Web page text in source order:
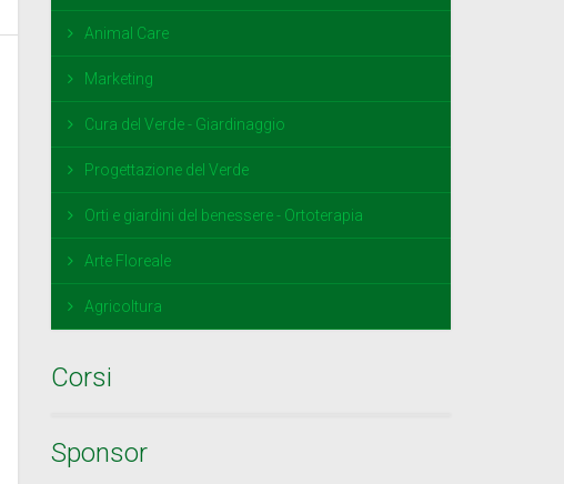
Animal Care
Marketing
Cura del Verde - Giardinaggio
Progettazione del Verde
Orti e giardini del benessere - Ortoterapia
Arte Floreale
Agricoltura
Corsi
Sponsor